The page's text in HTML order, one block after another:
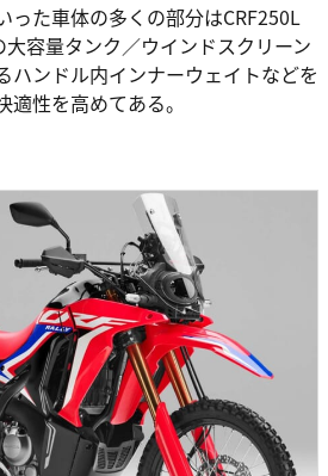
った車体の多くの部分はCRF250L
容量タンク／ウインドスクリーン
ハンドル内インナーウェイトなどを
性を高めてある。